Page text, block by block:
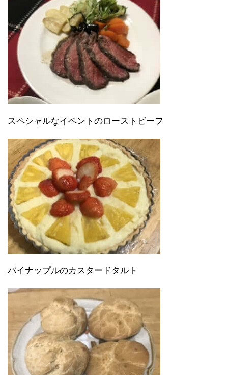
スペシャルなイベントのローストビーフ
パイナップルのカスタードタルト